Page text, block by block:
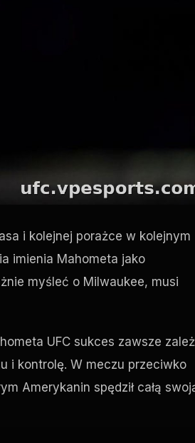
i kolejnej porażce w kolejnym
imienia Mahometa jako
myśleć o Milwaukee, musi
UFC sukces zawsze
i kontrolę. W meczu przeciwko
Amerykanin spędził całą